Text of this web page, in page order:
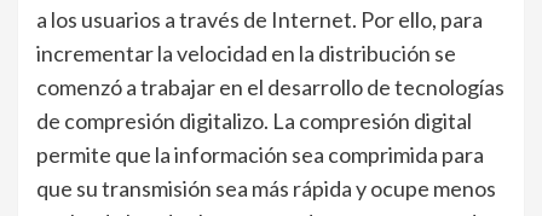
a los usuarios a través de Internet. Por ello, para
incrementar la velocidad en la distribución se
comenzó a trabajar en el desarrollo de tecnologías
de compresión digitalizo. La compresión digital
permite que la información sea comprimida para
que su transmisión sea más rápida y ocupe menos